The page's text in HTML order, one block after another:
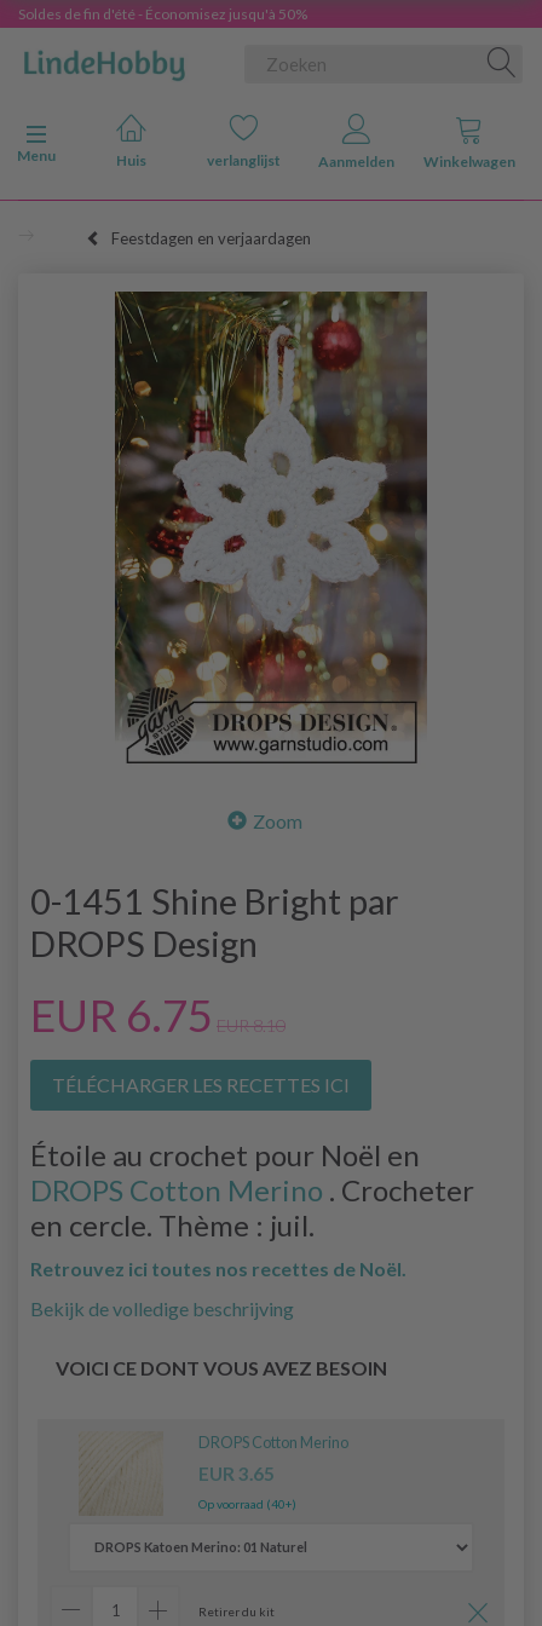
Soldes de fin d'été - Économisez jusqu'à 50%
Navigatie in-/uitschakelen
Menu
Huis verlanglijst Aanmelden Winkelwagen
Feestdagen en verjaardagen
Zoom
0-1451 Shine Bright par
DROPS Design
EUR 6.75 EUR 8.10
TÉLÉCHARGER LES RECETTES ICI
Étoile au crochet pour Noël en
DROPS Cotton Merino . Crocheter
en cercle. Thème : juil.
Retrouvez ici toutes nos recettes de Noël.
Bekijk de volledige beschrijving
VOICI CE DONT VOUS AVEZ BESOIN
DROPS Cotton Merino
EUR 3.65
Op voorraad (40+)
Retirer du kit